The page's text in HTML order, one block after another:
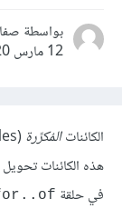
بواسطة صفا
12 مارس 2020
الكائناتالمُكرَّرة
هذه الكائنات
في حلقة